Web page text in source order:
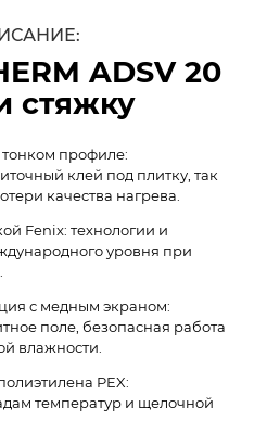
ADSV 20
стяжку
профиле:
клей под плитку, так
качества нагрева.
Fenix: технологии и
уровня при
с медным экраном:
поле, безопасная работа
влажности.
PEX:
температур и щелочной